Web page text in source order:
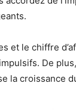
et le chiffre
De
la croissance